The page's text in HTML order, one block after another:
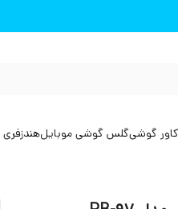
گوشیگلس گوشی موبایل